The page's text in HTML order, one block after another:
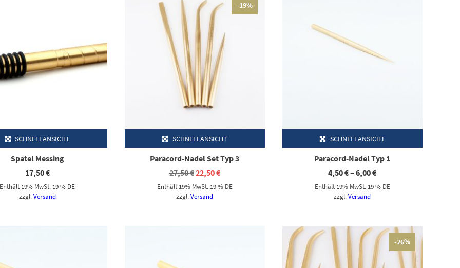
SCHNELLANSICHT
Spatel Messing
17,50€
Enthält 19% MwSt. 19 % DE
zzgl.Versand
-19%
SCHNELLANSICHT
Paracord-Nadel Set Typ 3
27,50€Ursprünglicher
Preis
war:
27,50 €
22,50€Aktueller
ist:
Enthält 19% MwSt. 19 % DE
zzgl.Versand
SCHNELLANSICHT
Paracord-Nadel Typ 1
4,50€–6,00€Preisspanne:
bis
Enthält 19% MwSt. 19 % DE
zzgl.Versand
-26%